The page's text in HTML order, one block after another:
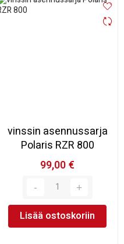
vinssin asennussarja
Polaris RZR 800
99,00 €
Lisää ostoskoriin